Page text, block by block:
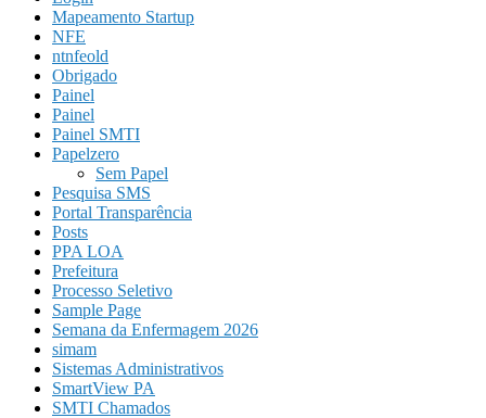
Mapeamento Startup
NFE
ntnfeold
Obrigado
Painel
Painel
Painel SMTI
Papelzero
Sem Papel
Pesquisa SMS
Portal Transparência
Posts
PPA LOA
Prefeitura
Processo Seletivo
Sample Page
Semana da Enfermagem 2026
simam
Sistemas Administrativos
SmartView PA
SMTI Chamados